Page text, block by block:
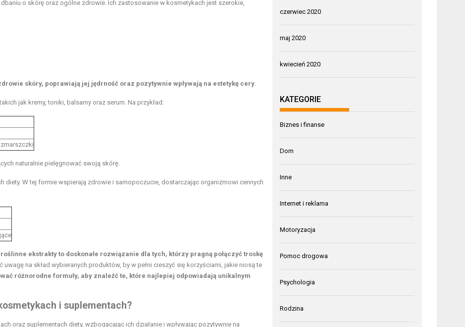
o skórę oraz ogólne zdrowie. Ich zastosowanie w kosmetykach jest szerokie,
skóry, poprawiają jej jędrność oraz pozytywnie wpływają na estetykę cery.
jak kremy, toniki, balsamy oraz serum. Na przykład:
naturalnie pielęgnować swoją skórę.
diety. W tej formie wspierają zdrowie i samopoczucie, dostarczając organizmowi cennych
ekstrakty to doskonałe rozwiązanie dla tych, którzy pragną połączyć troskę
uwagę na skład wybieranych produktów, by w pełni cieszyć się korzyściami, jakie niosą te
różnorodne formuły, aby znaleźć te, które najlepiej odpowiadają unikalnym
i suplementach?
oraz suplementach diety, wzbogacając ich działanie i wpływając pozytywnie na
czerwiec 2020
maj 2020
kwiecień 2020
KATEGORIE
Biznes i finanse
Dom
Inne
Internet i reklama
Motoryzacja
Pomoc drogowa
Psychologia
Rodzina